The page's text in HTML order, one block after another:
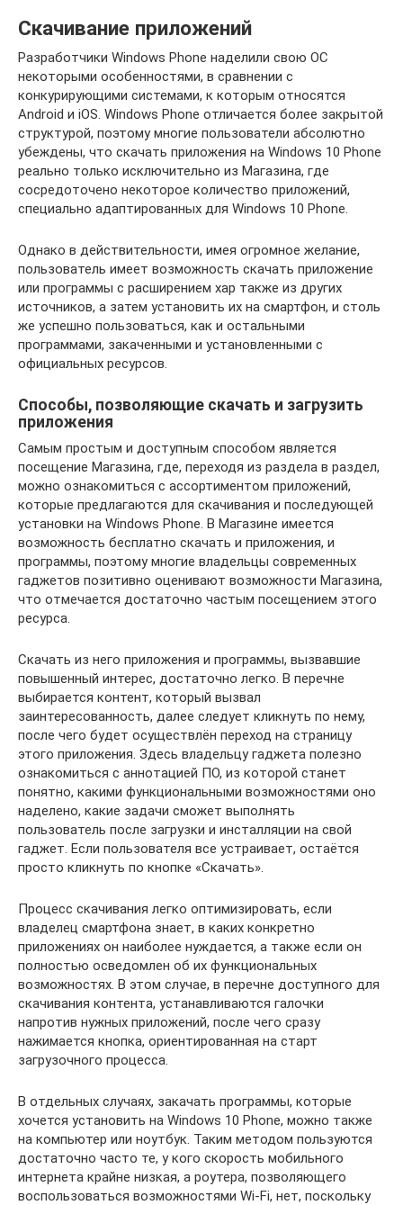
Скачивание приложений
Разработчики Windows Phone наделили свою ОС
некоторыми особенностями, в сравнении с
конкурирующими системами, к которым относятся
Android и iOS. Windows Phone отличается более закрытой
структурой, поэтому многие пользователи абсолютно
убеждены, что скачать приложения на Windows 10 Phone
реально только исключительно из Магазина, где
сосредоточено некоторое количество приложений,
специально адаптированных для Windows 10 Phone.
Однако в действительности, имея огромное желание,
пользователь имеет возможность скачать приложение
или программы с расширением xap также из других
источников, а затем установить их на смартфон, и столь
же успешно пользоваться, как и остальными
программами, закаченными и установленными с
официальных ресурсов.
Способы, позволяющие скачать и загрузить
приложения
Самым простым и доступным способом является
посещение Магазина, где, переходя из раздела в раздел,
можно ознакомиться с ассортиментом приложений,
которые предлагаются для скачивания и последующей
установки на Windows Phone. В Магазине имеется
возможность бесплатно скачать и приложения, и
программы, поэтому многие владельцы современных
гаджетов позитивно оценивают возможности Магазина,
что отмечается достаточно частым посещением этого
ресурса.
Скачать из него приложения и программы, вызвавшие
повышенный интерес, достаточно легко. В перечне
выбирается контент, который вызвал
заинтересованность, далее следует кликнуть по нему,
после чего будет осуществлён переход на страницу
этого приложения. Здесь владельцу гаджета полезно
ознакомиться с аннотацией ПО, из которой станет
понятно, какими функциональными возможностями оно
наделено, какие задачи сможет выполнять
пользователь после загрузки и инсталляции на свой
гаджет. Если пользователя все устраивает, остаётся
просто кликнуть по кнопке «Скачать».
Процесс скачивания легко оптимизировать, если
владелец смартфона знает, в каких конкретно
приложениях он наиболее нуждается, а также если он
полностью осведомлен об их функциональных
возможностях. В этом случае, в перечне доступного для
скачивания контента, устанавливаются галочки
напротив нужных приложений, после чего сразу
нажимается кнопка, ориентированная на старт
загрузочного процесса.
В отдельных случаях, закачать программы, которые
хочется установить на Windows 10 Phone, можно также
на компьютер или ноутбук. Таким методом пользуются
достаточно часто те, у кого скорость мобильного
интернета крайне низкая, а роутера, позволяющего
воспользоваться возможностями Wi-Fi, нет, поскольку